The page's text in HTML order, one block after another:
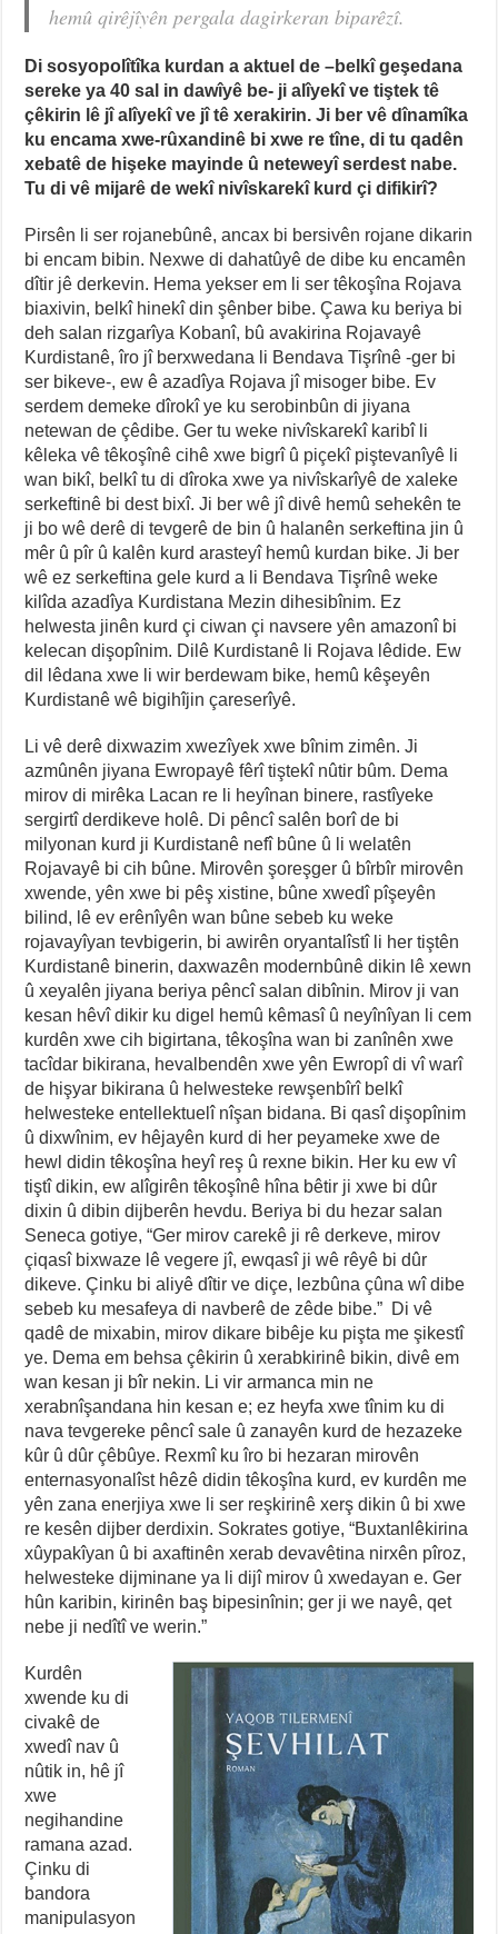
hemû qirêjîyên pergala dagirkeran biparêzî.
Di sosyopolîtîka kurdan a aktuel de –belkî geşedana
sereke ya 40 sal in dawîyê be- ji alîyekî ve tiştek tê
çêkirin lê jî alîyekî ve jî tê xerakirin. Ji ber vê dînamîka
ku encama xwe-rûxandinê bi xwe re tîne, di tu qadên
xebatê de hişeke mayinde û neteweyî serdest nabe.
Tu di vê mijarê de wekî nivîskarekî kurd çi difikirî?
Pirsên li ser rojanebûnê, ancax bi bersivên rojane dikarin
bi encam bibin. Nexwe di dahatûyê de dibe ku encamên
dîtir jê derkevin. Hema yekser em li ser têkoşîna Rojava
biaxivin, belkî hinekî din şênber bibe. Çawa ku beriya bi
deh salan rizgarîya Kobanî, bû avakirina Rojavayê
Kurdistanê, îro jî berxwedana li Bendava Tişrînê -ger bi
ser bikeve-, ew ê azadîya Rojava jî misoger bibe. Ev
serdem demeke dîrokî ye ku serobinbûn di jiyana
netewan de çêdibe. Ger tu weke nivîskarekî karibî li
kêleka vê têkoşînê cihê xwe bigrî û piçekî piştevanîyê li
wan bikî, belkî tu di dîroka xwe ya nivîskarîyê de xaleke
serkeftinê bi dest bixî. Ji ber wê jî divê hemû sehekên te
ji bo wê derê di tevgerê de bin û halanên serkeftina jin û
mêr û pîr û kalên kurd arasteyî hemû kurdan bike. Ji ber
wê ez serkeftina gele kurd a li Bendava Tişrînê weke
kilîda azadîya Kurdistana Mezin dihesibînim. Ez
helwesta jinên kurd çi ciwan çi navsere yên amazonî bi
kelecan dişopînim. Dilê Kurdistanê li Rojava lêdide. Ew
dil lêdana xwe li wir berdewam bike, hemû kêşeyên
Kurdistanê wê bigihîjin çareserîyê.
Li vê derê dixwazim xwezîyek xwe bînim zimên. Ji
azmûnên jiyana Ewropayê fêrî tiştekî nûtir bûm. Dema
mirov di mirêka Lacan re li heyînan binere, rastîyeke
sergirtî derdikeve holê. Di pêncî salên borî de bi
milyonan kurd ji Kurdistanê nefî bûne û li welatên
Rojavayê bi cih bûne. Mirovên şoreşger û bîrbîr mirovên
xwende, yên xwe bi pêş xistine, bûne xwedî pîşeyên
bilind, lê ev erênîyên wan bûne sebeb ku weke
rojavayîyan tevbigerin, bi awirên oryantalîstî li her tiştên
Kurdistanê binerin, daxwazên modernbûnê dikin lê xewn
û xeyalên jiyana beriya pêncî salan dibînin. Mirov ji van
kesan hêvî dikir ku digel hemû kêmasî û neyînîyan li cem
kurdên xwe cih bigirtana, têkoşîna wan bi zanînên xwe
tacîdar bikirana, hevalbendên xwe yên Ewropî di vî warî
de hişyar bikirana û helwesteke rewşenbîrî belkî
helwesteke entellektuelî nîşan bidana. Bi qasî dişopînim
û dixwînim, ev hêjayên kurd di her peyameke xwe de
hewl didin têkoşîna heyî reş û rexne bikin. Her ku ew vî
tiştî dikin, ew alîgirên têkoşînê hîna bêtir ji xwe bi dûr
dixin û dibin dijberên hevdu. Beriya bi du hezar salan
Seneca gotiye, “Ger mirov carekê ji rê derkeve, mirov
çiqasî bixwaze lê vegere jî, ewqasî ji wê rêyê bi dûr
dikeve. Çinku bi aliyê dîtir ve diçe, lezbûna çûna wî dibe
sebeb ku mesafeya di navberê de zêde bibe.” Di vê
qadê de mixabin, mirov dikare bibêje ku pişta me şikestî
ye. Dema em behsa çêkirin û xerabkirinê bikin, divê em
wan kesan ji bîr nekin. Li vir armanca min ne
xerabnîşandana hin kesan e; ez heyfa xwe tînim ku di
nava tevgereke pêncî sale û zanayên kurd de hezazeke
kûr û dûr çêbûye. Rexmî ku îro bi hezaran mirovên
enternasyonalîst hêzê didin têkoşîna kurd, ev kurdên me
yên zana enerjiya xwe li ser reşkirinê xerş dikin û bi xwe
re kesên dijber derdixin. Sokrates gotiye, “Buxtanlêkirina
xûypakîyan û bi axaftinên xerab devavêtina nirxên pîroz,
helwesteke dijminane ya li dijî mirov û xwedayan e. Ger
hûn karibin, kirinên baş bipesinînin; ger ji we nayê, qet
nebe ji nedîtî ve werin.”
Kurdên
xwende ku di
civakê de
xwedî nav û
nûtik in, hê jî
xwe
negihandine
ramana azad.
Çinku di
bandora
manipulasyon